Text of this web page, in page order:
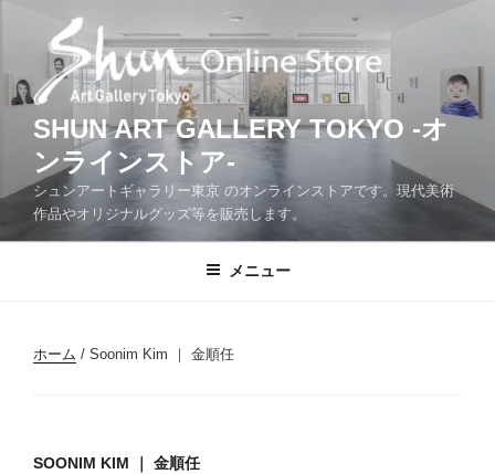
キ
SHUN ART GALLERY TOKYO -オ
ンラインストア-
シュンアートギャラリー東京 のオンラインストアです。現代美術
作品やオリジナルグッズ等を販売します。
メニュー
ホーム / Soonim Kim ｜ 金順任
SOONIM KIM ｜ 金順任